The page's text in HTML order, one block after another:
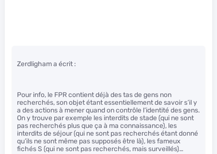
Zerdligham a écrit :
Pour info, le FPR contient déjà des tas de gens non
recherchés, son objet étant essentiellement de savoir s’il y
a des actions à mener quand on contrôle l’identité des gens.
On y trouve par exemple les interdits de stade (qui ne sont
pas recherchés plus que ça à ma connaissance), les
interdits de séjour (qui ne sont pas recherchés étant donné
qu’ils ne sont même pas supposés être là), les fameux
fichés S (qui ne sont pas recherchés, mais surveillés)…